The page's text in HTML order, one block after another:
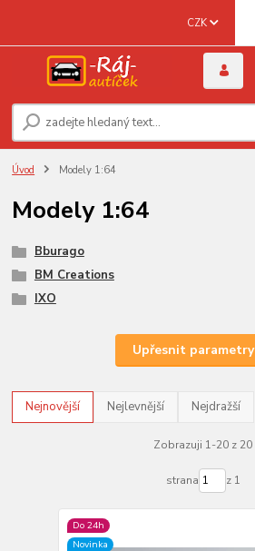
CZK
Úvod Modely 1:64
Modely 1:64
Bburago
BM Creations
IXO
Upřesnit parametry
Nejnovější Nejlevnější Nejdražší
Zobrazuji 1-20 z 20
strana z 1
Do 24h
Novinka